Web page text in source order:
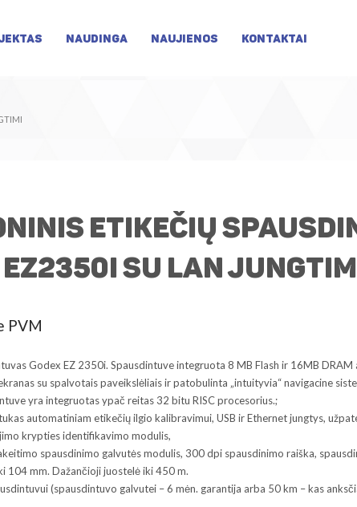
NAUDINGA NAUJIENOS
KONTAKTAI
etikečių
EZ2350i su LAN
PVM
Godex EZ 2350i. Spausdintuve integruota 8 MB Flash ir 16MB DRAM
su spalvotais paveikslėliais ir patobulinta „intuityvia“ navigacine
yra integruotas ypač reitas 32 bitu RISC procesorius.;
automatiniam etikečių ilgio kalibravimui, USB ir Ethernet jungtys,
krypties identifikavimo modulis,
spausdinimo galvutės modulis, 300 dpi spausdinimo raiška,
104 mm. Dažančioji juostelė iki 450 m.
(spausdintuvo galvutei – 6 mėn. garantija arba 50 km – kas